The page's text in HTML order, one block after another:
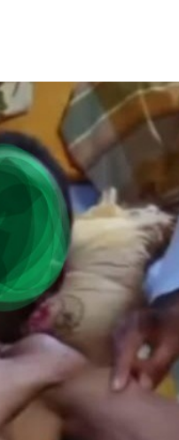
11
Siap
Mazlan
Bantah Isu
Pengalihan
Anggaran
Jalan
Simpang
Betung–
Pintas